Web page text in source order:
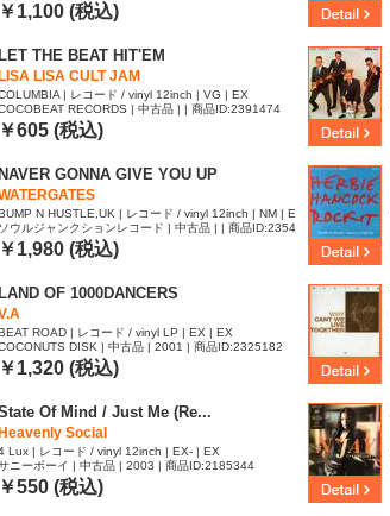
￥1,100 (税込)
LET THE BEAT HIT'EM
LISA LISA CULT JAM
| レコード / vinyl 12inch | VG | EX
RECORDS | 中古品 | | 商品ID:2391474
￥605 (税込)
NAVER GONNA GIVE YOU UP
N HUSTLE,UK | レコード / vinyl 12inch | NM | E
X
ソウルジャンクションレコード | 中古品 | | 商品ID:2354
249
￥1,980 (税込)
LAND OF 1000DANCERS
ROAD | レコード / vinyl LP | EX | EX
DISK | 中古品 | 2001 | 商品ID:2325182
￥1,320 (税込)
Of Mind / Just Me (Re...
Heavenly Social
Lux | レコード / vinyl 12inch | EX- | EX
ニーボーイ | 中古品 | 2003 | 商品ID:2185344
￥550 (税込)